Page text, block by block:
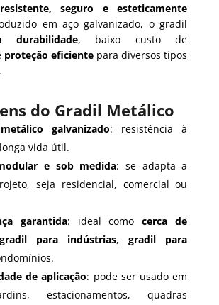
seguro e esteticamente
em aço galvanizado, o gradil
durabilidade, baixo custo de
proteção eficiente para diversos tipos
do Gradil Metálico
galvanizado: resistência à
vida útil.
e sob medida: se adapta a
seja residencial, comercial ou
garantida: ideal comocerca de
gradil para indústrias,gradil para
de aplicação: pode ser usado em
estacionamentos, quadras